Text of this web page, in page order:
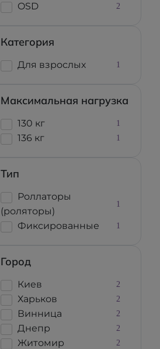
OSD 2
Категория
Для взрослых 1
Максимальная нагрузка
130 кг 1
136 кг 1
Тип
Роллаторы
(роляторы)
1
Фиксированные 1
Город
Киев 2
Харьков 2
Винница 2
Днепр 2
Житомир 2